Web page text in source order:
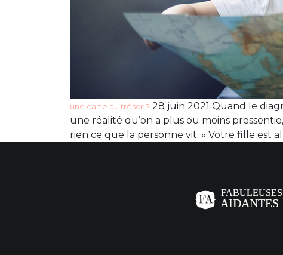
une carte au trésor ? 28 juin 2021 Quand le
une réalité qu’on a plus ou moins
rien ce que la personne vit. « Votre fille est